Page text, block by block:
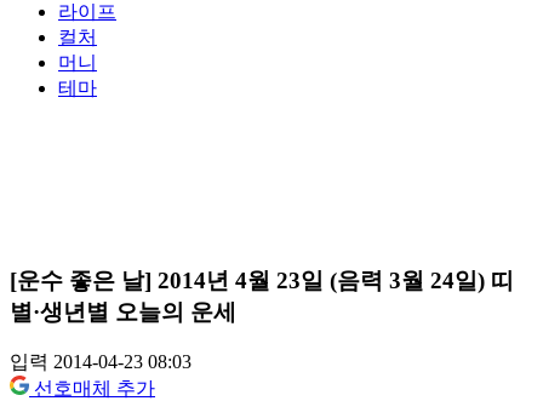
라이프
컬처
머니
테마
[운수 좋은 날] 2014년 4월 23일 (음력 3월 24일) 띠
별·생년별 오늘의 운세
입력 2014-04-23 08:03
선호매체 추가